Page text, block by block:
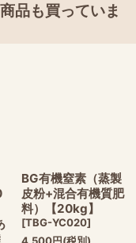
品も買っていま
BG有機窒素（蒸製
皮粉+混合有機質肥
料）【20kg】
[TBG-YC020]